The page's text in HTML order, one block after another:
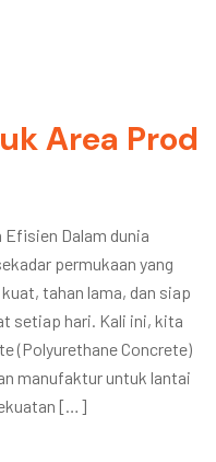
Area Prod
Dalam dunia
permukaan yang
tahan lama, dan siap
setiap hari. Kali ini, kita
(Polyurethane Concrete)
manufaktur untuk lantai
[…]